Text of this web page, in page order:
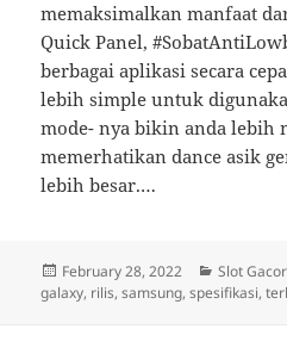
memaksimalkan manfaat
Quick Panel,
berbagai aplikasi secara
lebih simple untuk
mode- nya bikin anda lebih
memerhatikan dance asik
lebih besar.…
Posted
on
February 28, 2022 Categories
Slot Gacor
galaxy, rilis,samsung,spesifikasi,